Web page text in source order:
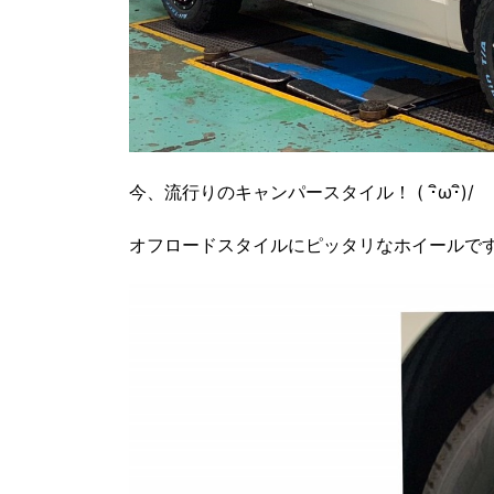
今、流行りのキャンパースタイル！ ( ･ิω･ิ)/
オフロードスタイルにピッタリなホイールで